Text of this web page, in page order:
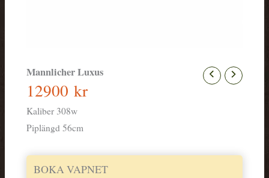
Mannlicher Luxus
12900 kr
Kaliber 308w
Piplängd 56cm
BOKA VAPNET